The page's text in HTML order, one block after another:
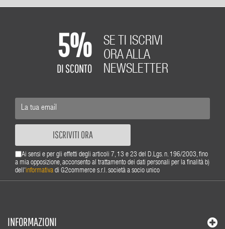
5%
DI SCONTO
SE TI ISCRIVI
ORA ALLA
NEWSLETTER
ISCRIVITI ORA
Ai sensi e per gli effetti degli articoli 7, 13 e 23 del D.Lgs. n. 196/2003, fino
a mia opposizione, acconsento al trattamento dei dati personali per la finalità b)
dell'informativa di G2commerce s.r.l. società a socio unico
INFORMAZIONI